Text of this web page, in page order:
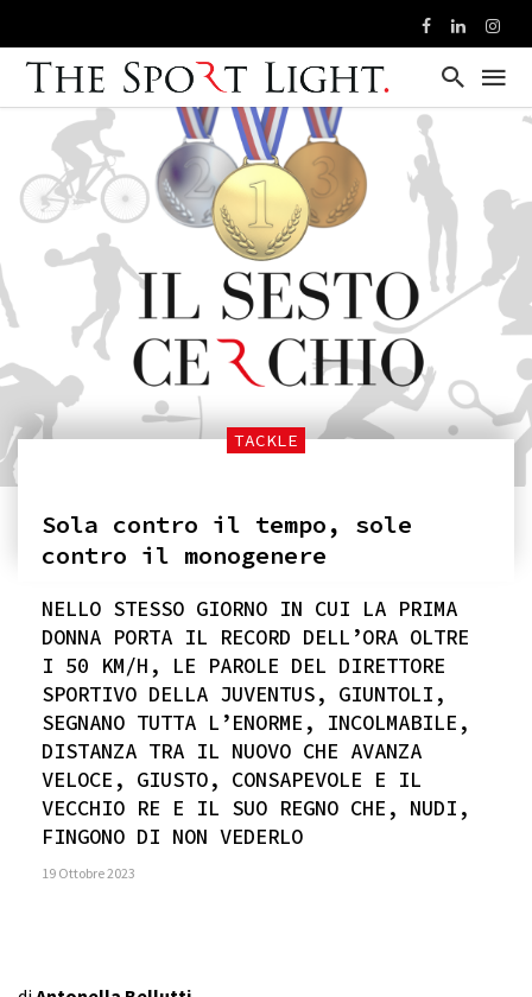
TACKLE
Sola contro il tempo, sole
contro il monogenere
NELLO STESSO GIORNO IN CUI LA PRIMA
DONNA PORTA IL RECORD DELL’ORA OLTRE
I 50 KM/H, LE PAROLE DEL DIRETTORE
SPORTIVO DELLA JUVENTUS, GIUNTOLI,
SEGNANO TUTTA L’ENORME, INCOLMABILE,
DISTANZA TRA IL NUOVO CHE AVANZA
VELOCE, GIUSTO, CONSAPEVOLE E IL
VECCHIO RE E IL SUO REGNO CHE, NUDI,
FINGONO DI NON VEDERLO
19 Ottobre 2023